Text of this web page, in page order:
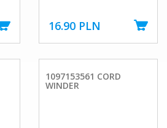
16.90 PLN
1097153561 CORD
WINDER